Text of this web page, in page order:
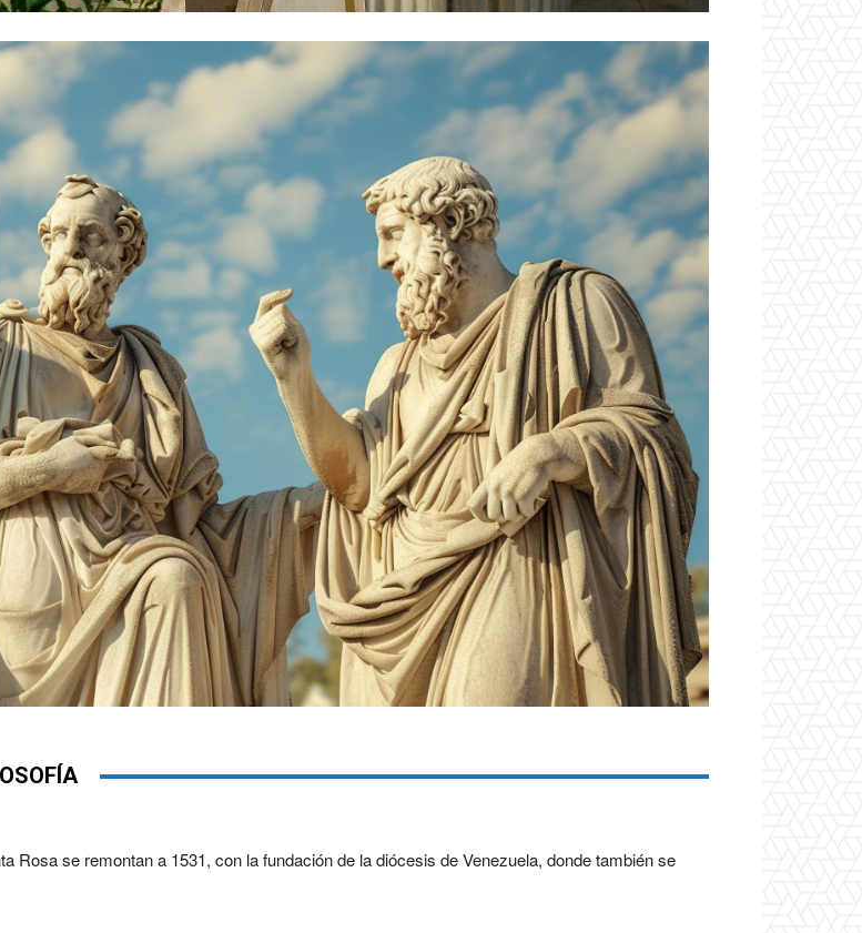
Rosa se remontan a 1531, con la fundación de la diócesis de Venezuela, donde también se